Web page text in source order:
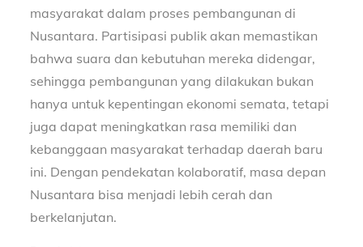
masyarakat dalam proses pembangunan di
Nusantara. Partisipasi publik akan memastikan
bahwa suara dan kebutuhan mereka didengar,
sehingga pembangunan yang dilakukan bukan
hanya untuk kepentingan ekonomi semata, tetapi
juga dapat meningkatkan rasa memiliki dan
kebanggaan masyarakat terhadap daerah baru
ini. Dengan pendekatan kolaboratif, masa depan
Nusantara bisa menjadi lebih cerah dan
berkelanjutan.